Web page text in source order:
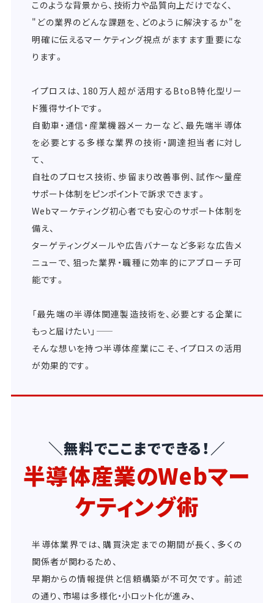
このような背景から、技術力や品質向上だけでなく、
"どの業界のどんな課題を、どのように解決するか"を
明確に伝えるマーケティング視点がますます重要にな
ります。
イプロスは、180万人超が活用するBtoB特化型リー
ド獲得サイトです。
自動車・通信・産業機器メーカーなど、最先端半導体
を必要とする多様な業界の技術・調達担当者に対し
て、
自社のプロセス技術、歩留まり改善事例、試作～量産
サポート体制をピンポイントで訴求できます。
Webマーケティング初心者でも安心のサポート体制を
備え、
ターゲティングメールや広告バナーなど多彩な広告メ
ニューで、狙った業界・職種に効率的にアプローチ可
能です。
「最先端の半導体関連製造技術を、必要とする企業に
もっと届けたい」――
そんな想いを持つ半導体産業にこそ、イプロスの活用
が効果的です。
＼無料でここまでできる！／
半導体産業のWebマー
ケティング術
半導体業界では、購買決定までの期間が長く、多くの
関係者が関わるため、
早期からの情報提供と信頼構築が不可欠です。前述
の通り、市場は多様化・小ロット化が進み、